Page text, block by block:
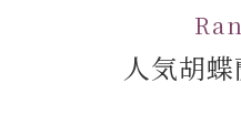
人気胡